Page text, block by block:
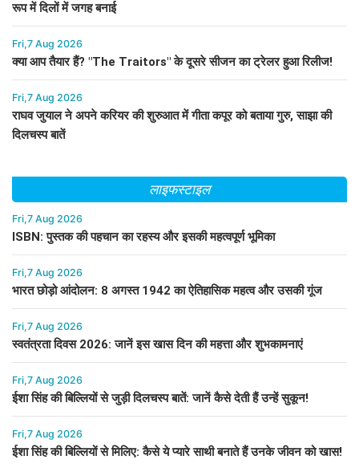
रूप में दिलों में जगह बनाई
Fri,7 Aug 2026
क्या आप तैयार हैं? "The Traitors" के दूसरे सीजन का ट्रेलर हुआ रिलीज!
Fri,7 Aug 2026
राघव जुयाल ने अपने करियर की शुरुआत में गीता कपूर को बताया गुरु, साझा की
दिलचस्प बातें
लाइफस्टाइल
Fri,7 Aug 2026
ISBN: पुस्तक की पहचान का रहस्य और इसकी महत्वपूर्ण भूमिका
Fri,7 Aug 2026
भारत छोड़ो आंदोलन: 8 अगस्त 1942 का ऐतिहासिक महत्व और उसकी गूंज
Fri,7 Aug 2026
स्वतंत्रता दिवस 2026: जानें इस खास दिन की महत्ता और शुभकामनाएं
Fri,7 Aug 2026
ईशा सिंह की बिल्लियों से जुड़ी दिलचस्प बातें: जानें कैसे देती हैं उन्हें सुकून!
Fri,7 Aug 2026
ईशा सिंह की बिल्लियों से मिलिए: कैसे ये प्यारे साथी बनाते हैं उनके जीवन को खास!